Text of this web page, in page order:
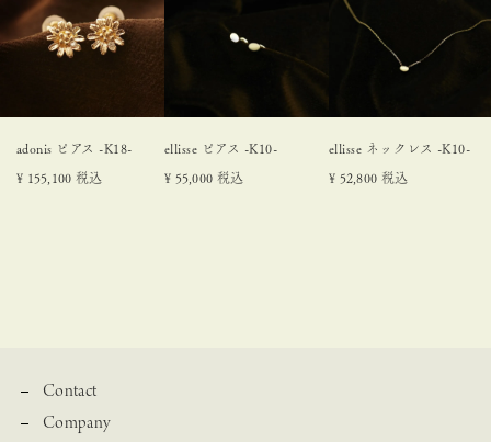
adonis ピアス -K18-
¥ 155,100 税込
ellisse ピアス -K10-
¥ 55,000 税込
ellisse ネックレス -K10-
¥ 52,800 税込
Contact
Company